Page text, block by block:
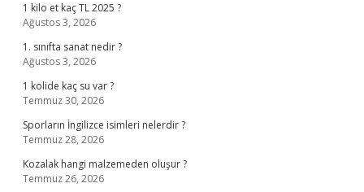
1 kilo et kaç TL 2025 ?
Ağustos 3, 2026
1. sınıfta sanat nedir ?
Ağustos 3, 2026
1 kolide kaç su var ?
Temmuz 30, 2026
Sporların İngilizce isimleri nelerdir ?
Temmuz 28, 2026
Kozalak hangi malzemeden oluşur ?
Temmuz 26, 2026